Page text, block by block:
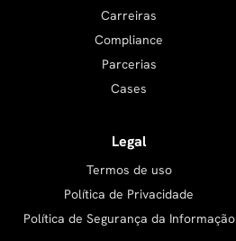
Carreiras
Compliance
Parcerias
Cases
Legal
Termos de uso
Política de Privacidade
Política de Segurança da Informação